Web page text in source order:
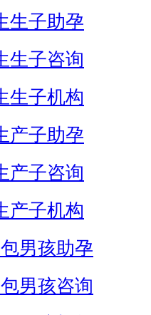
生子助孕
生子咨询
生子机构
产子助孕
产子咨询
产子机构
男孩助孕
男孩咨询